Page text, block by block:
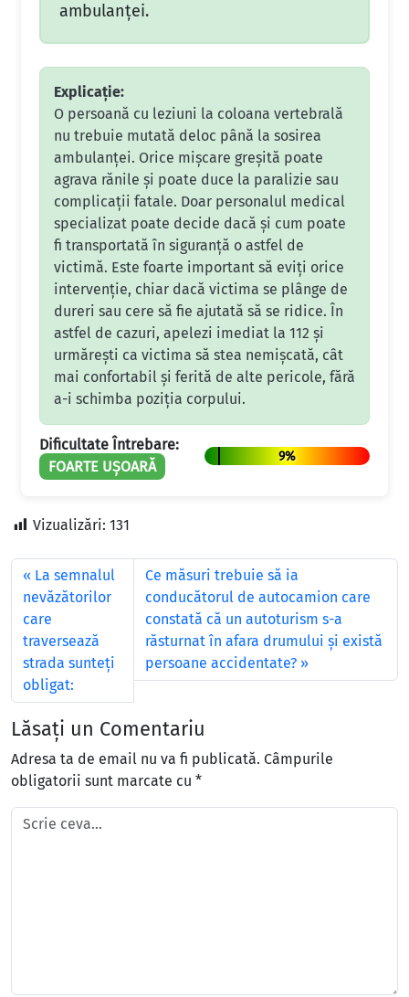
ambulanţei.
Explicație:
O persoană cu leziuni la coloana vertebrală
nu trebuie mutată deloc până la sosirea
ambulanței. Orice mișcare greșită poate
agrava rănile și poate duce la paralizie sau
complicații fatale. Doar personalul medical
specializat poate decide dacă și cum poate
fi transportată în siguranță o astfel de
victimă. Este foarte important să eviți orice
intervenție, chiar dacă victima se plânge de
dureri sau cere să fie ajutată să se ridice. În
astfel de cazuri, apelezi imediat la 112 și
urmărești ca victima să stea nemișcată, cât
mai confortabil și ferită de alte pericole, fără
a-i schimba poziția corpului.
Dificultate Întrebare:
FOARTE UȘOARĂ
9%
Vizualizări: 131
La semnalul
nevăzătorilor
care
traversează
strada sunteţi
obligat:
Ce măsuri trebuie să ia
conducătorul de autocamion care
constată că un autoturism s-a
răsturnat în afara drumului şi există
persoane accidentate?
Lăsați un Comentariu
Adresa ta de email nu va fi publicată. Câmpurile
obligatorii sunt marcate cu *